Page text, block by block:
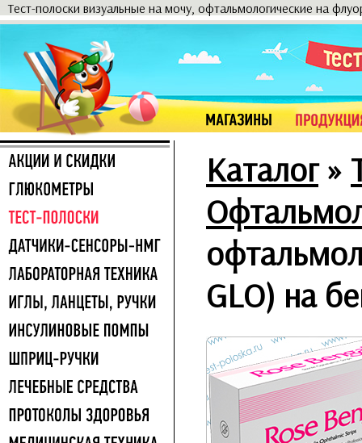
Тест-полоски визуальные на мочу, офтальмологические на
Каталог»
GLO) на